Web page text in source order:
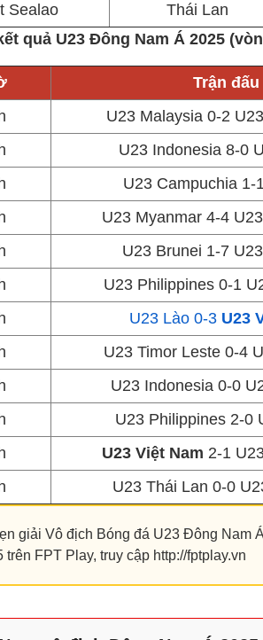
Sealao Thái Lan
quả U23 Đông Nam Á 2025
Trận đấu
U23 Malaysia 0-2
U23 Indonesia 8-0
U23 Campuchia 1-
U23 Myanmar 4-4
U23 Brunei 1-7
U23 Philippines 0-1
U23 Lào 0-3 U23
U23 Timor Leste 0-4
U23 Indonesia 0-0
U23 Philippines 2-0
U23 Việt Nam 2-1
U23 Thái Lan 0-0
giải Vô địch Bóng đá U23 Đông Nam
trên FPT Play, truy cập http://fptplay.vn